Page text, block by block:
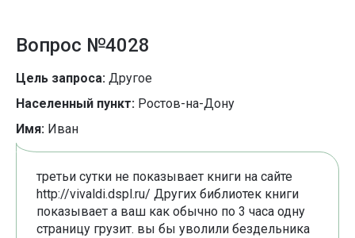
Вопрос №4028
Цель запроса: Другое
Населенный пункт: Ростов-на-Дону
Имя: Иван
третьи сутки не показывает книги на сайте
http://vivaldi.dspl.ru/ Других библиотек книги
показывает а ваш как обычно по 3 часа одну
страницу грузит. вы бы уволили бездельника